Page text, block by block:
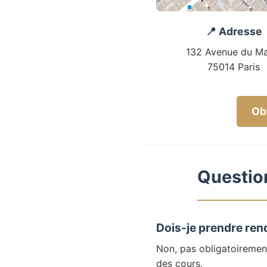
📍 Adresse
132 Avenue du
75014 Paris
Dois-je prendre
Non, pas
des cours.